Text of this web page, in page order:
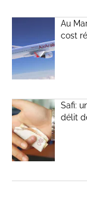
Au
cost
Safi:
délit